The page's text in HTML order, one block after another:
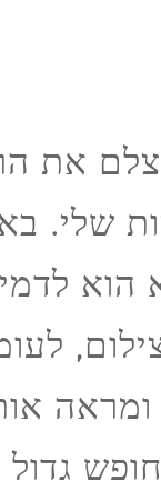
את
שלי.
הוא
ומראה